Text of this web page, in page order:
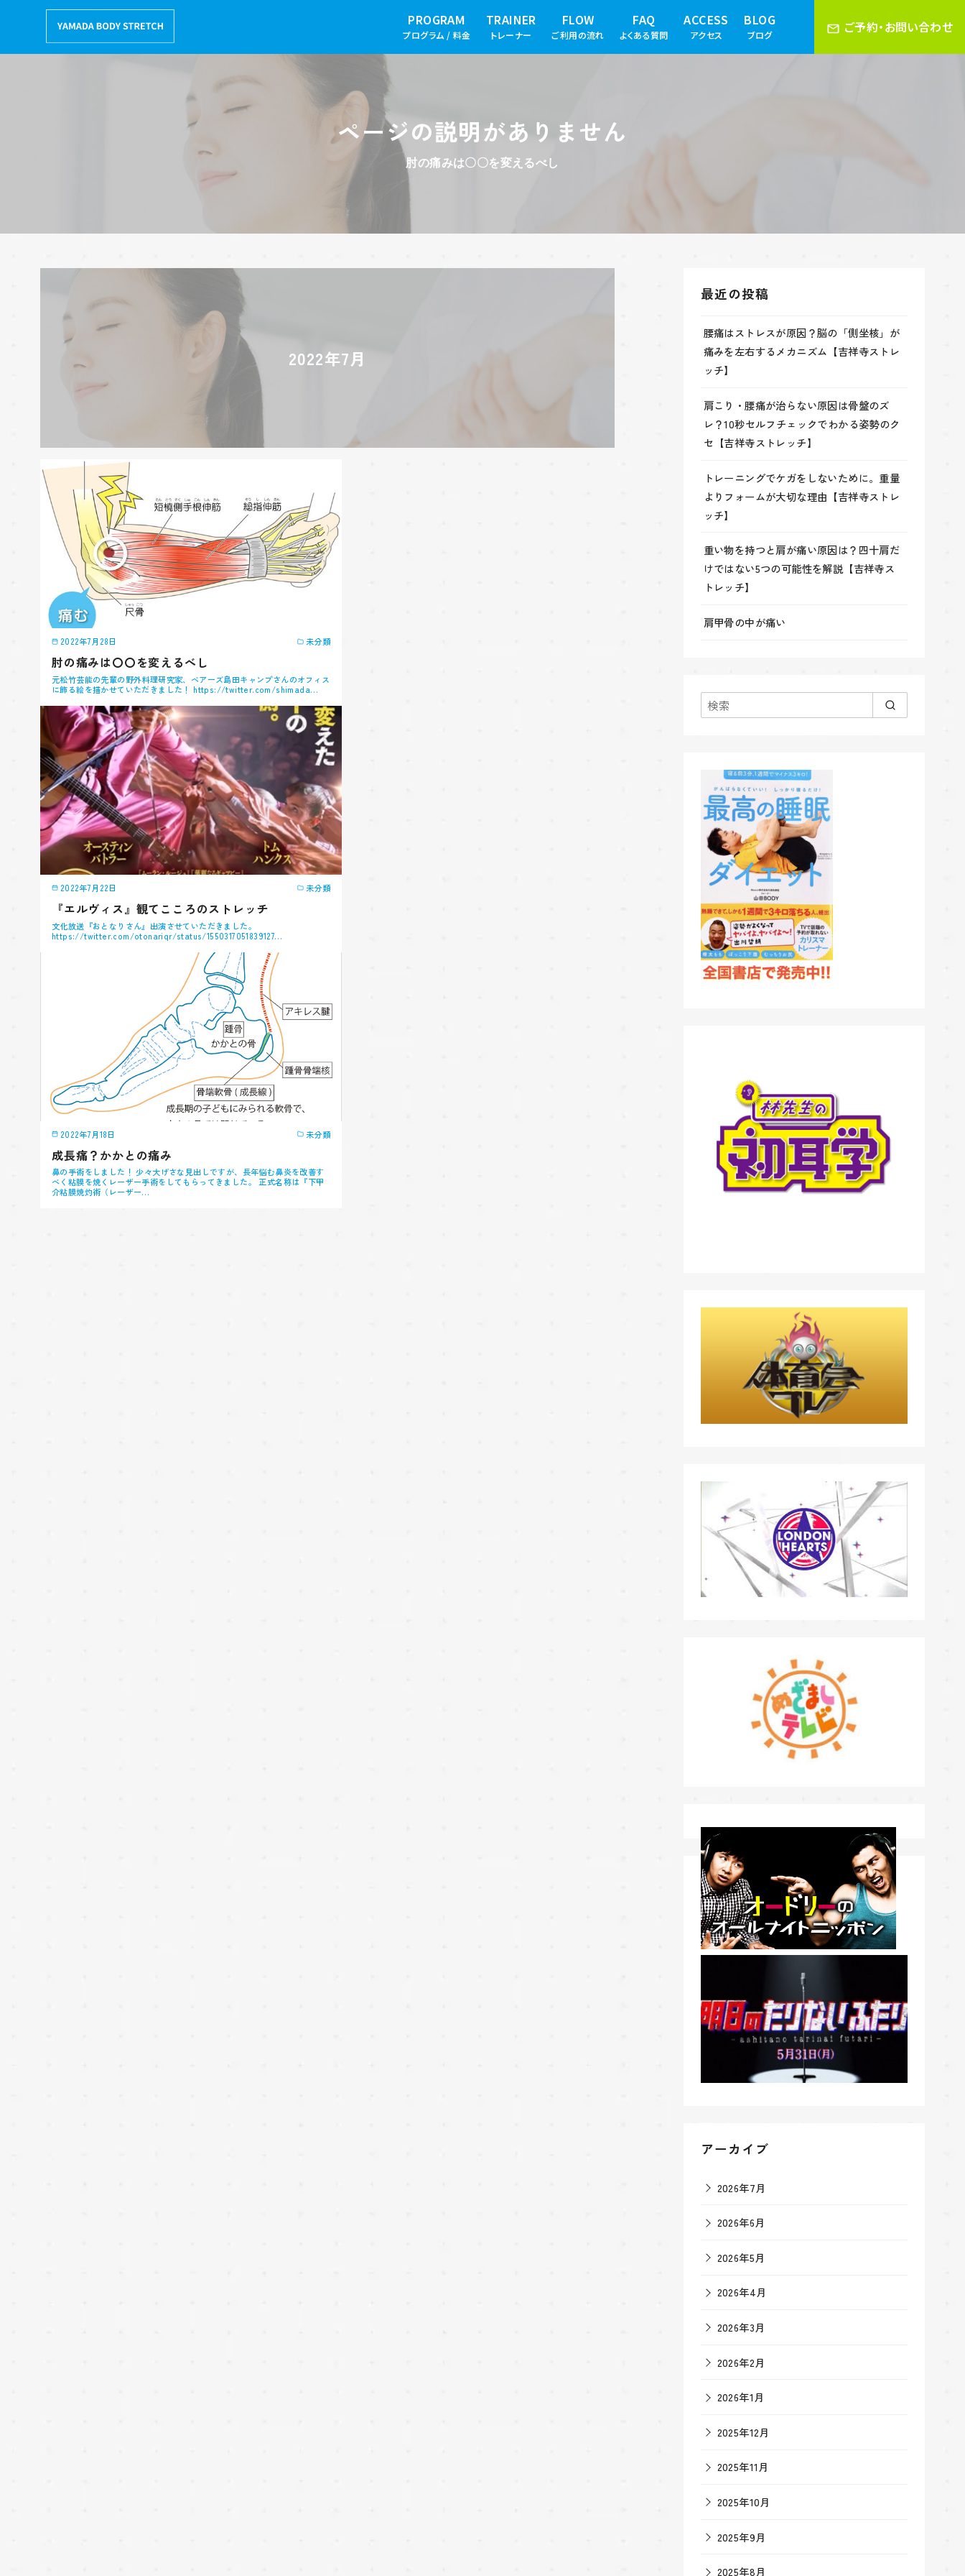
テ
PROGRAM
プログラム / 料金
TRAINER
トレーナー
FLOW
ご利用の流れ
FAQ
よくある質問
ACCESS
アクセス
BLOG
ブログ
ページの説明がありません
肘の痛みは〇〇を変えるべし
ご予約・お問い合わせ
2022年7月
2022年7月28日 未分類
肘の痛みは〇〇を変えるべし
元松竹芸能の先輩の野外料理研究家、ベアーズ島田キャンプさんのオフィス
に飾る絵を描かせていただきました！ https://twitter.com/shimada…
2022年7月22日 未分類
『エルヴィス』観てこころのストレッチ
文化放送『おとなりさん』出演させていただきました。
https://twitter.com/otonariqr/status/1550317051839127…
2022年7月18日 未分類
成長痛？かかとの痛み
鼻の手術をしました！ 少々大げさな見出しですが、長年悩む鼻炎を改善す
べく粘膜を焼くレーザー手術をしてもらってきました。 正式名称は『下甲
介粘膜焼灼術（レーザー…
最近の投稿
腰痛はストレスが原因？脳の「側坐核」が
痛みを左右するメカニズム【吉祥寺ストレ
ッチ】
肩こり・腰痛が治らない原因は骨盤のズ
レ？10秒セルフチェックでわかる姿勢のク
セ【吉祥寺ストレッチ】
トレーニングでケガをしないために。重量
よりフォームが大切な理由【吉祥寺ストレ
ッチ】
重い物を持つと肩が痛い原因は？四十肩だ
けではない5つの可能性を解説【吉祥寺ス
トレッチ】
肩甲骨の中が痛い
アーカイブ
2026年7月
2026年6月
2026年5月
2026年4月
2026年3月
2026年2月
2026年1月
2025年12月
2025年11月
2025年10月
2025年9月
2025年8月